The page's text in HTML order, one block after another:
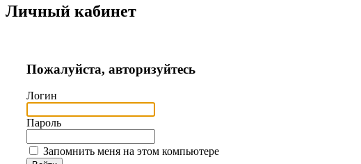
Личный кабинет
Пожалуйста, авторизуйтесь
Логин
Пароль
Запомнить меня на этом компьютере